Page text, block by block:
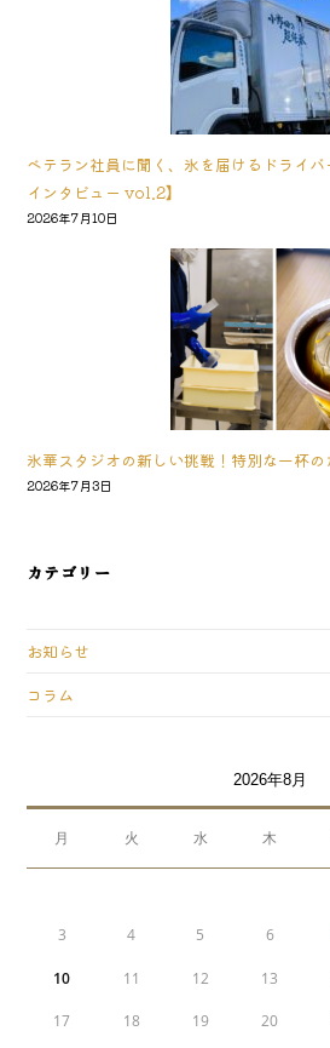
ベテラン社員に聞く、氷を届けるドライ
インタビュー vol.2】
2026年7月10日
氷華スタジオの新しい挑戦！特別な一杯
2026年7月3日
カテゴリー
お知らせ
コラム
2026年8月
月 火 水 木
3 4 5 6
10 11 12 13
17 18 19 20